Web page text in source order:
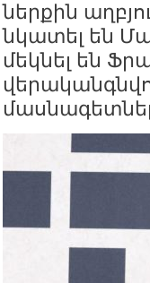
ներքին
նկատել են
մեկնել են